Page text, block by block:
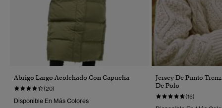
Abrigo Largo Acolchado Con Capucha
(20)
Disponible En Más Colores
Jersey De Punto
De Polo
(16)